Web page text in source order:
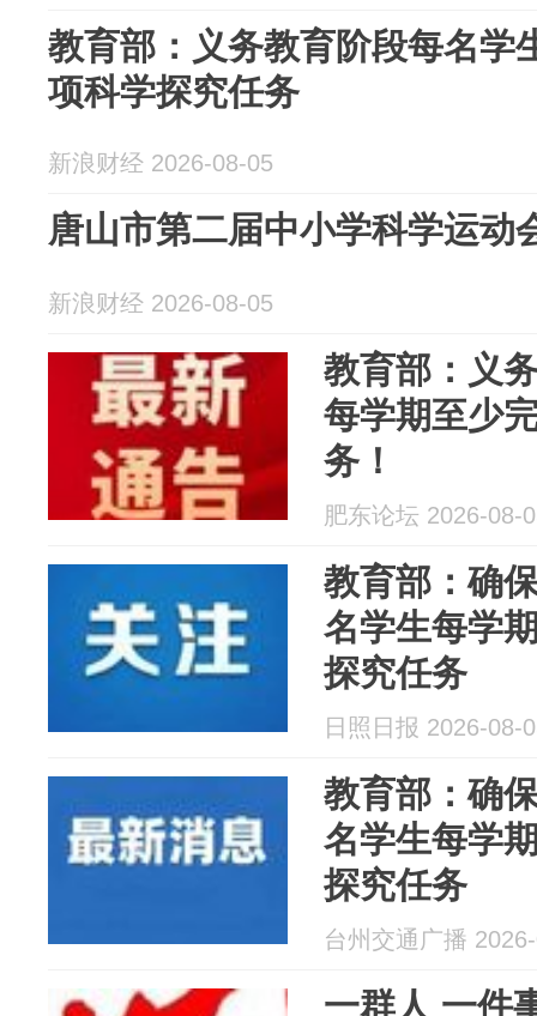
教育部：义务教育阶段每名学
项科学探究任务
新浪财经 2026-08-05
唐山市第二届中小学科学运动
新浪财经 2026-08-05
教育部：义
每学期至少
务！
肥东论坛 2026-08-
教育部：确
名学生每学
探究任务
日照日报 2026-08-
教育部：确
名学生每学
探究任务
台州交通广播
一群人 一